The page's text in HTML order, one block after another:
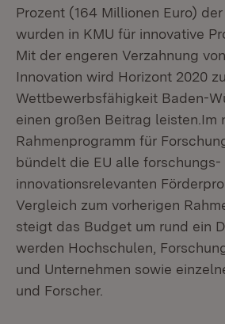
Prozent (164 Millionen Euro)
wurden in KMU für innovative
Mit der engeren Verzahnung
Innovation wird Horizont 2020
Wettbewerbsfähigkeit Baden-
einen großen Beitrag leisten.Im
Rahmenprogramm für
bündelt die EU alle forschungs-
innovationsrelevanten
Vergleich zum vorherigen
steigt das Budget um rund ein
werden Hochschulen,
und Unternehmen sowie
und Forscher.